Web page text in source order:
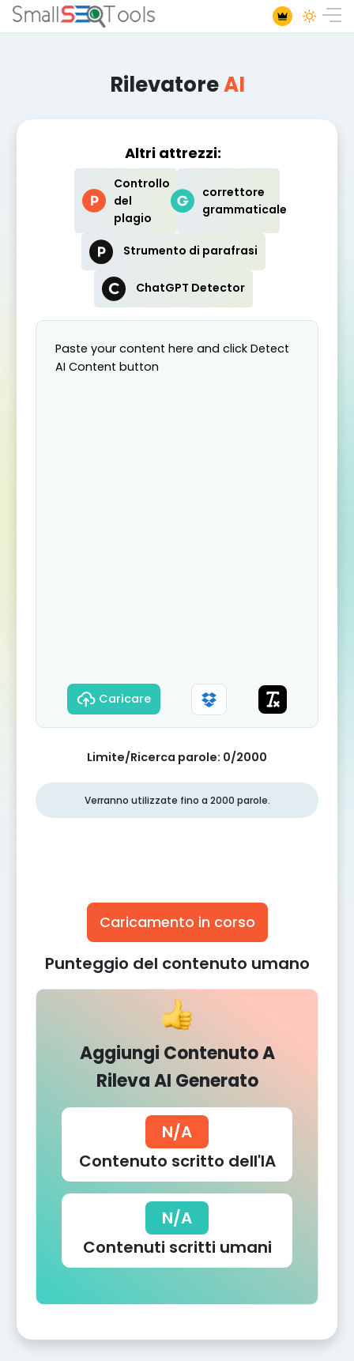
RilevatoreAI
Altri attrezzi:
Controllo
del
plagio
correttore
grammaticale
Strumento di parafrasi
ChatGPT Detector
Caricare
Verranno utilizzate fino a 2000 parole.
Limite/Ricerca parole: 0/2000
Caricamento in corso
Punteggio del contenuto umano
Aggiungi Contenuto A
Rileva AI Generato
N/A
Contenuto scritto dell'IA
N/A
Contenuti scritti umani